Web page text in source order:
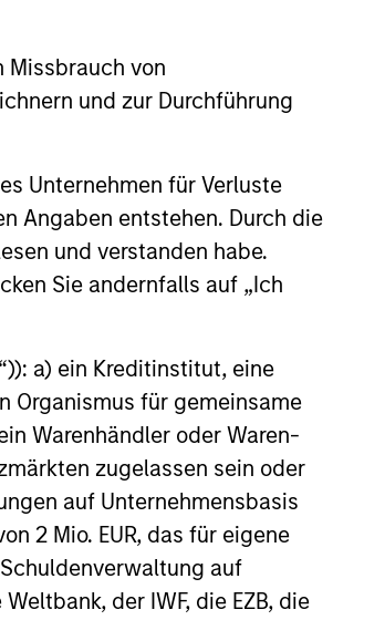
Missbrauch von
und zur Durchführung
Unternehmen für Verluste
Angaben entstehen. Durch die
und verstanden habe.
Sie andernfalls auf „Ich
a) ein Kreditinstitut, eine
Organismus für gemeinsame
Warenhändler oder Waren-
zugelassen sein oder
auf Unternehmensbasis
2 Mio. EUR, das für eigene
auf
der IWF, die EZB, die
Credit team
from its
not be construed as an
offer or solicitation,